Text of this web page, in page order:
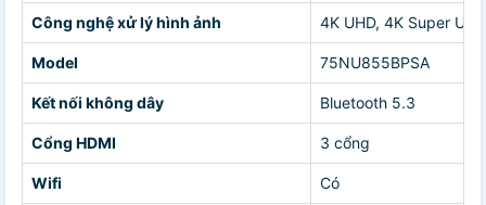
Công nghệ xử lý hình ảnh 4K UHD, 4K Super
Model 75NU855BPSA
Kết nối không dây Bluetooth 5.3
Cổng HDMI 3 cổng
Wifi Có